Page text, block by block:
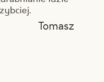
Tomasz